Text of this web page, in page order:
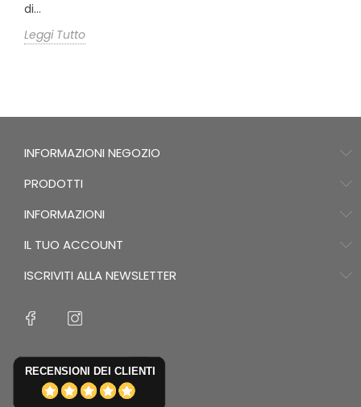
di...
Leggi Tutto
INFORMAZIONI NEGOZIO
PRODOTTI
INFORMAZIONI
IL TUO ACCOUNT
ISCRIVITI ALLA NEWSLETTER
RECENSIONI DEI CLIENTI